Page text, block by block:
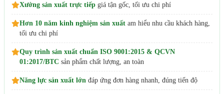
Xưởng sản xuất trực tiếp giá tận gốc, tối ưu chi phí
Hơn 10 năm kinh nghiệm sản xuất am hiểu nhu cầu khách hàng,
tối ưu chi phí
Quy trình sản xuất chuẩn ISO 9001:2015 & QCVN
01:2017/BTC sản phẩm chất lượng, an toàn
Năng lực sản xuất lớn đáp ứng đơn hàng nhanh, đúng tiến độ